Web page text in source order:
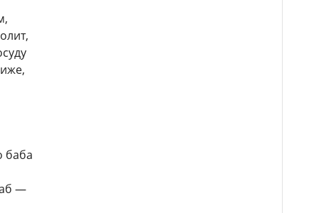
баба
—